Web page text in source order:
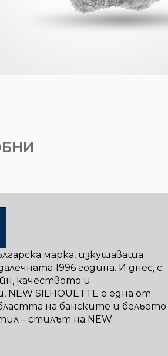
марка, изкушаваща
1996 година. И днес, с
качеството и
SILHOUETTE е една от
на банските и бельото.
– стилът на NEW